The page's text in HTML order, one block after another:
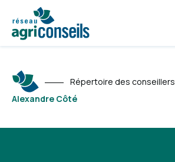
Répertoire des conseillers
Alexandre Côté